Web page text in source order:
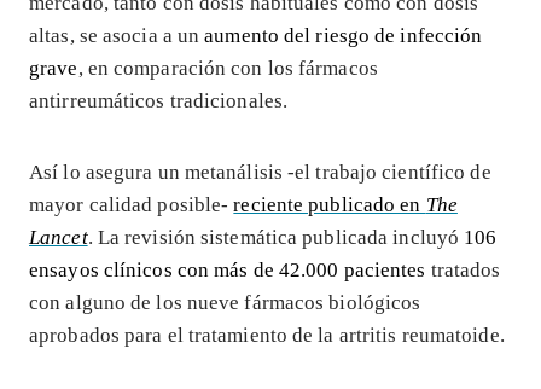
altas, se asocia a unaumento del riesgo de infección
grave, en comparación con los fármacos
antirreumáticos tradicionales.
Así lo asegura un metanálisis -el trabajo científico de
mayor calidad posible-reciente publicado en The
Lancet. La revisión sistemática publicada incluyó 106
ensayos clínicos con más de 42.000 pacientes tratados
con alguno de los nueve fármacos biológicos
aprobados para el tratamiento de la artritis reumatoide.